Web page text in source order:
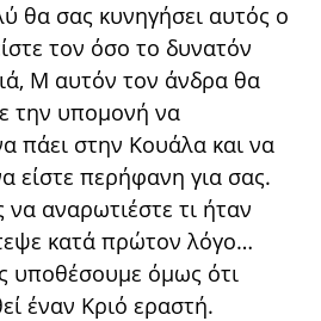
θα σας κυνηγήσει αυτός ο
τον όσο το δυνατόν
Μ αυτόν τον άνδρα θα
την υπομονή να
πάει στην Κουάλα και να
είστε περήφανη για σας.
αναρωτιέστε τι ήταν
κατά πρώτον λόγο…
υποθέσουμε όμως ότι
έναν Κριό εραστή.